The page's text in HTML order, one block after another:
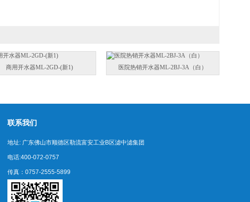
商用开水器ML-2GD-(新1) 医院热销开水器ML-2BJ-3A（白）
联系我们
地址: 广东佛山市顺德区勒流富安工业B区滤中滤集团
电话:400-072-0757
传真：0757-2555-5899